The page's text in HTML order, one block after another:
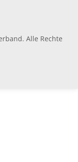
Alle Rechte